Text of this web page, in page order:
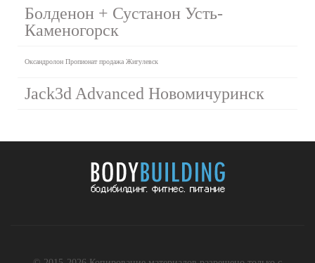
Болденон + Сустанон Усть-
Каменогорск
Оксандролон Пропионат продажа Жигулевск
Jack3d Advanced Новомичуринск